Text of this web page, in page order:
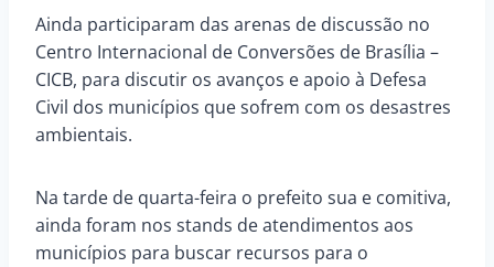
Ainda participaram das arenas de discussão no
Centro Internacional de Conversões de Brasília –
CICB, para discutir os avanços e apoio à Defesa
Civil dos municípios que sofrem com os desastres
ambientais.
Na tarde de quarta-feira o prefeito sua e comitiva,
ainda foram nos stands de atendimentos aos
municípios para buscar recursos para o